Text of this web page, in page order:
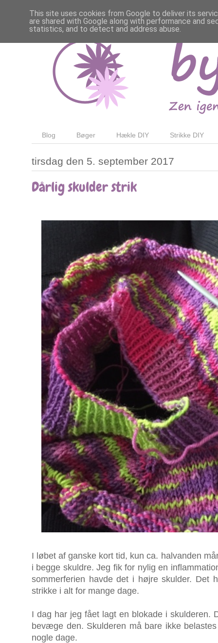
Blog Bøger Hækle DIY Strikke DIY
tirsdag den 5. september 2017
Dårlig skulder strik
I løbet af ganske kort tid, kun ca. halvanden
i begge skuldre. Jeg fik for nylig en
sommerferien havde det i højre skulder. Det
strikke i alt for mange dage.
I dag har jeg fået lagt en blokade i skulderen.
bevæge den. Skulderen må bare ikke
nogle dage.
This site uses cookies from Google to deliver its
are shared with Google along with performance and
statistics, and to detect and address abuse.